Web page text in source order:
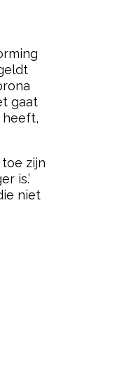
gaat
heeft,
zijn
is.’
niet